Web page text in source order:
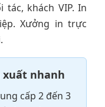
khách VIP. In
Xưởng in trực
nhanh
cấp 2 đến 3